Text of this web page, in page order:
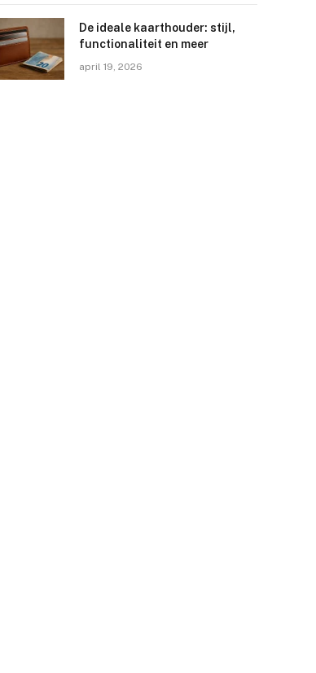
De ideale kaarthouder: stijl,
functionaliteit en meer
april 19, 2026